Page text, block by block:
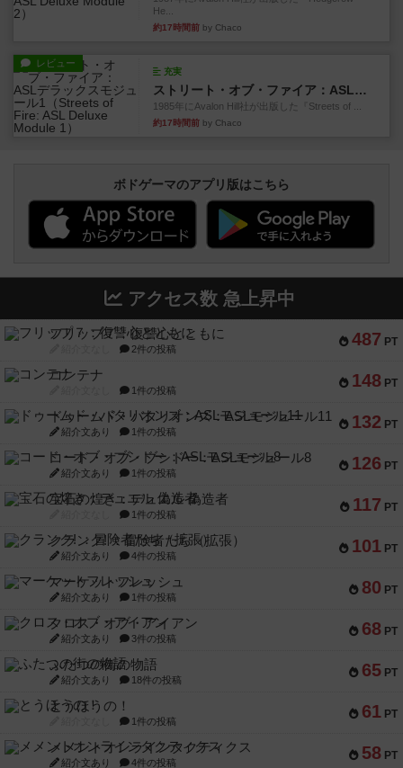
He...
約17時間前 by Chaco
レビュー
充実
ストリート・オブ・ファイア：ASLデラックスモジュール1
1985年にAvalon Hill社が出版した『Streets of ...
約17時間前 by Chaco
ボドゲーマのアプリ版はこちら
アクセス数 急上昇中
487 PT
フリップ７：復讐心とともに
2件の投稿
148 PT
コンテナ
1件の投稿
132 PT
ドゥームド・バタリオンズ：ASLモジュール11
紹介文あり 1件の投稿
126 PT
コード・オブ・ブシドー：ASLモジュール8
紹介文あり 1件の投稿
117 PT
宝石の煌き：デュエル 偽造者
1件の投稿
101 PT
クランク! ：冒険者たち（拡張）
紹介文あり 4件の投稿
80 PT
マーケットフレッシュ
紹介文あり 1件の投稿
68 PT
クロス・オブ・アイアン
紹介文あり 3件の投稿
65 PT
ふたつの街の物語
紹介文あり 18件の投稿
61 PT
とうほうの！
1件の投稿
58 PT
メメントオンラインタクティクス
紹介文あり 4件の投稿